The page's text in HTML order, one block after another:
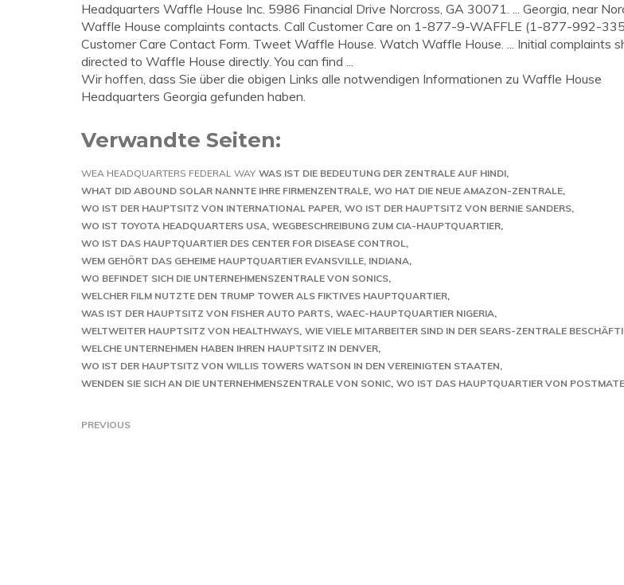
Headquarters Waffle House Inc. 5986 Financial Drive Norcross, GA 30071. ... Georgia, near
Waffle House complaints contacts. Call Customer Care on 1-877-9-WAFFLE (1-877-992-
Customer Care Contact Form. Tweet Waffle House. Watch Waffle House. ... Initial complaints
directed to Waffle House directly. You can find ...
Wir hoffen, dass Sie über die obigen Links alle notwendigen Informationen zu Waffle House
Headquarters Georgia gefunden haben.
Verwandte Seiten:
WEA HEADQUARTERS FEDERAL WAY WAS IST DIE BEDEUTUNG DER ZENTRALE AUF HINDI
WHAT DID ABOUND SOLAR NANNTE IHRE FIRMENZENTRALE WO HAT DIE NEUE AMAZON-ZENTRALE
WO IST DER HAUPTSITZ VON INTERNATIONAL PAPER WO IST DER HAUPTSITZ VON BERNIE SANDERS
WO IST TOYOTA HEADQUARTERS USA WEGBESCHREIBUNG ZUM CIA-HAUPTQUARTIER
WO IST DAS HAUPTQUARTIER DES CENTER FOR DISEASE CONTROL
WEM GEHÖRT DAS GEHEIME HAUPTQUARTIER EVANSVILLE, INDIANA
WO BEFINDET SICH DIE UNTERNEHMENSZENTRALE VON SONICS
WELCHER FILM NUTZTE DEN TRUMP TOWER ALS FIKTIVES HAUPTQUARTIER
WAS IST DER HAUPTSITZ VON FISHER AUTO PARTS WAEC-HAUPTQUARTIER NIGERIA
WELTWEITER HAUPTSITZ VON HEALTHWAYS WIE VIELE MITARBEITER SIND IN DER SEARS-ZENTRALE
WELCHE UNTERNEHMEN HABEN IHREN HAUPTSITZ IN DENVER
WO IST DER HAUPTSITZ VON WILLIS TOWERS WATSON IN DEN VEREINIGTEN STAATEN
WENDEN SIE SICH AN DIE UNTERNEHMENSZENTRALE VON SONIC WO IST DAS HAUPTQUARTIER VON
PREVIOUS